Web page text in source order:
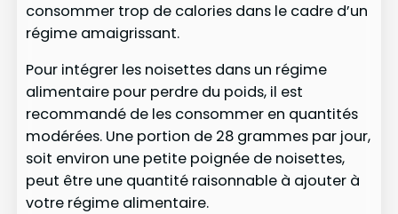
consommer trop de calories dans le cadre d’un
régime amaigrissant.
Pour intégrer les noisettes dans un régime
alimentaire pour perdre du poids, il est
recommandé de les consommer en quantités
modérées. Une portion de 28 grammes par jour,
soit environ une petite poignée de noisettes,
peut être une quantité raisonnable à ajouter à
votre régime alimentaire.